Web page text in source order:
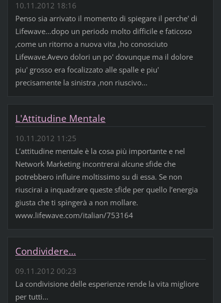
10.11.2012 18:16
Penso sia arrivato il momento di spiegare il perche' di
Lifewave...dopo un periodo molto difficile e faticoso
,come un ritorno a nuova vita ,ho conosciuto
Lifewave.Avevo dolori un po' dovunque ma il dolore
piu' grosso era focalizzato alle spalle e piu'
precisamente la sinistra ,non riuscivo...
L'Attitudine Mentale
10.11.2012 11:25
L’attitudine mentale è la cosa più importante e nel
Network Marketing incontrerai alcune sfide che
potrebbero influire moltissimo su di essa. Se non
riuscirai a inquadrare queste sfide per quello l’energia
giusta che ti spingerà a non mollare.
www.lifewave.com/italian/753164
Condividere...
09.11.2012 00:23
La condivisione delle esperienze rende la vita migliore
per tutti...